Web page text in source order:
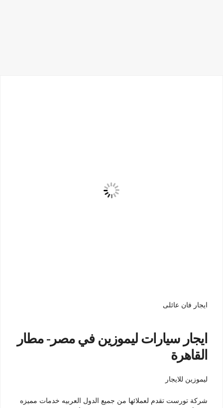
ايجار فان عائلى
ايجار سيارات ليموزين في مصر- مطار
القاهرة
ليموزين للايجار
شركة تورست تقدم لعملائها من جميع الدول العربيه خدمات مميزه